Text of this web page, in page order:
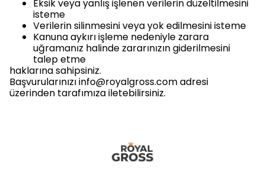
Eksik veya yanlış işlenen verilerin düzeltilmesini
isteme
Verilerin silinmesini veya yok edilmesini isteme
Kanuna aykırı işleme nedeniyle zarara
uğramanız halinde zararınızın giderilmesini
talep etme
haklarına sahipsiniz.
Başvurularınızıinfo@royalgross.comadresi
üzerinden tarafımıza iletebilirsiniz.